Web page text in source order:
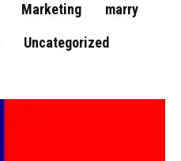
Marketing
marry
Uncategorized